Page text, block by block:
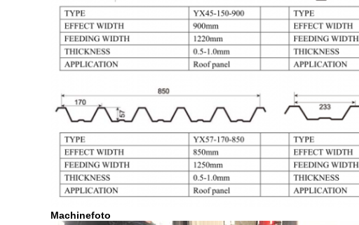
Machinefoto